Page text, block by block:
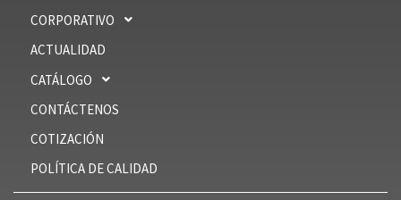
CORPORATIVO
ACTUALIDAD
CATÁLOGO
CONTÁCTENOS
COTIZACIÓN
POLÍTICA DE CALIDAD